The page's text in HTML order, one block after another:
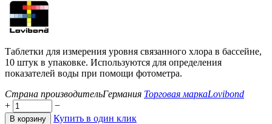
Таблетки для измерения уровня связанного хлора в бассейне,
10 штук в упаковке. Используются для определения
показателей воды при помощи фотометра.
Страна производительГермания Торговая маркаLovibond
+
−
В корзину
Купить в один клик